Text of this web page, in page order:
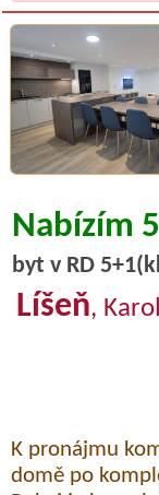
Nabízím
byt v RD
Líšeň,
K pronájmu
domě po